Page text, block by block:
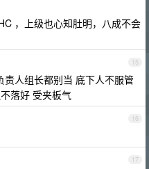
，上级也心知肚明，八成不会
15
人组长都别当 底下人不服管
落好 受夹板气
16
17